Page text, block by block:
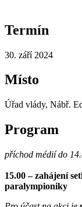
Termín
30. září 2024
Místo
Úřad vlády, Nábř.
Program
příchod médií do
15.00 – zahájení
paralympioniky